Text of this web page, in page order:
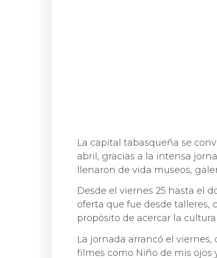
La capital tabasqueña se
abril, gracias a la intensa
llenaron de vida museos,
Desde el viernes 25 hasta el
oferta que fue desde talleres,
propósito de acercar la
La jornada arrancó el
filmes como Niño de mis ojos